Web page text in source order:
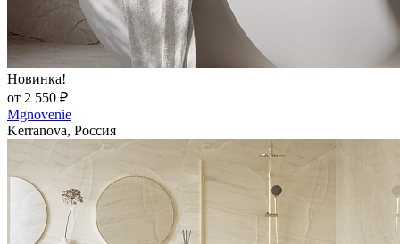
Новинка!
от 2 550 ₽
Mgnovenie
Kerranova, Россия